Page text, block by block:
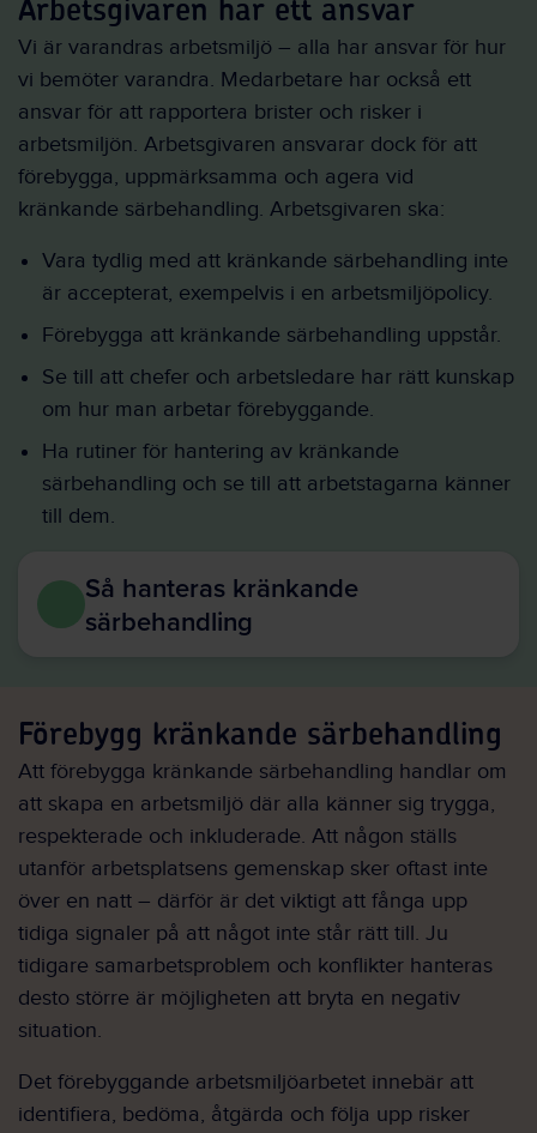
Arbetsgivaren har ett ansvar
Vi är varandras arbetsmiljö – alla har ansvar för hur
vi bemöter varandra. Medarbetare har också ett
ansvar för att rapportera brister och risker i
arbetsmiljön. Arbetsgivaren ansvarar dock för att
förebygga, uppmärksamma och agera vid
kränkande särbehandling. Arbetsgivaren ska:
Vara tydlig med att kränkande särbehandling inte
är accepterat, exempelvis i en arbetsmiljöpolicy.
Förebygga att kränkande särbehandling uppstår.
Se till att chefer och arbetsledare har rätt kunskap
om hur man arbetar förebyggande.
Ha rutiner för hantering av kränkande
särbehandling och se till att arbetstagarna känner
till dem.
Så hanteras kränkande
särbehandling
Förebygg kränkande särbehandling
Att förebygga kränkande särbehandling handlar om
att skapa en arbetsmiljö där alla känner sig trygga,
respekterade och inkluderade. Att någon ställs
utanför arbetsplatsens gemenskap sker oftast inte
över en natt – därför är det viktigt att fånga upp
tidiga signaler på att något inte står rätt till. Ju
tidigare samarbetsproblem och konflikter hanteras
desto större är möjligheten att bryta en negativ
situation.
Det förebyggande arbetsmiljöarbetet innebär att
identifiera, bedöma, åtgärda och följa upp risker